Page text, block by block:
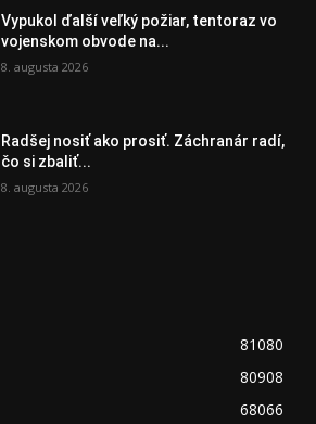
Vypukol ďalší veľký požiar, tentoraz vo
vojenskom obvode na...
8. augusta 2026
Radšej nosiť ako prosiť. Záchranár radí,
čo si zbaliť...
8. augusta 2026
81080
80908
68066